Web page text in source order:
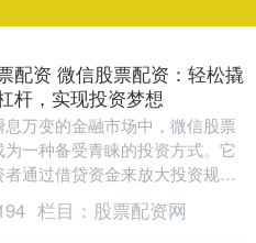
配资 微信股票配资：轻松撬
杆，实现投资梦想
息万变的金融市场中，微信股票
为一种备受青睐的投资方式。它
者通过借贷资金来放大投资规
获得更高的潜在收益。 * **配资
.... 栏目： 股票配资网